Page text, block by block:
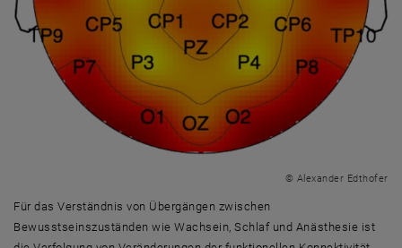
© Alexander Edthofer
Für das Verständnis von Übergängen zwischen
Bewusstseinszuständen wie Wachsein, Schlaf und Anästhesie ist